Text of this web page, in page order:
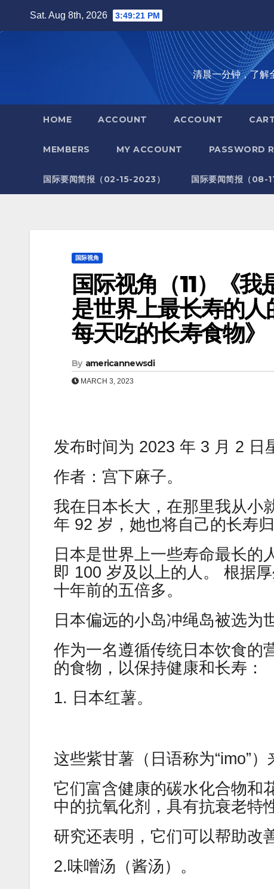
Sat. Aug 8th, 2026 3:49:22 PM
清晨一分钟，了解
HOME ACCOUNT ACCOUNT
MEMBERS MY ACCOUNT PASSWORD
国际要闻简报（02-15-2023） 国际要闻简报（08-
国际视角
国际视角（11）《
是世界上最长寿的
每天吃的长寿食物》
By americannewsdi
MARCH 3, 2023
发布时间为 2023 年 3 月 2 日
作者：宫下麻子。
我在日本长大，在那里我从小
年 92 岁，她也将自己的长寿
日本是世界上一些寿命最长的
即 100 岁及以上的人。 根据
十年前的五倍多。
日本偏远的小岛冲绳岛被选为
作为一名遵循传统日本饮食的
的食物，以保持健康和长寿：
1. 日本红薯。
这些紫甘薯（日语称为“imo”
它们富含健康的碳水化合物和
中的抗氧化剂，具有抗衰老特
研究还表明，它们可以帮助改
2.味噌汤（酱汤）。